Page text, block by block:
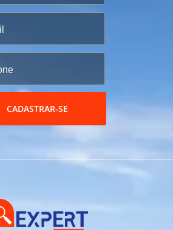
CADASTRAR-SE